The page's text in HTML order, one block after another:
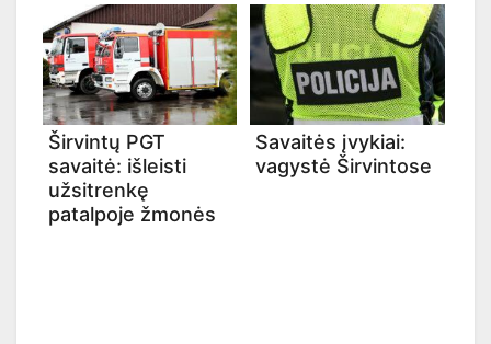
Širvintų PGT
savaitė: išleisti
užsitrenkę
patalpoje žmonės
Savaitės įvykiai:
vagystė Širvintose